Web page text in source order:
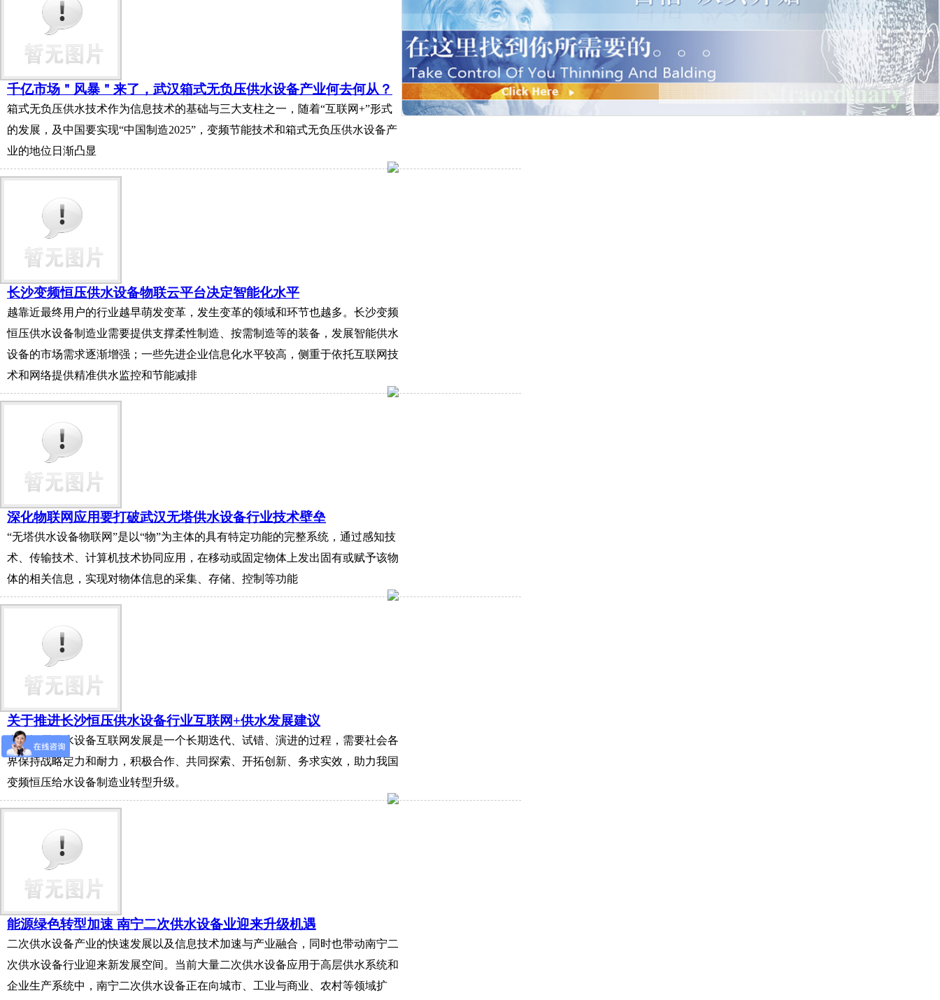
千亿市场＂风暴＂来了，武汉箱式无负压供水设备产业何去何从？
箱式无负压供水技术作为信息技术的基础与三大支柱之一，随着“互联网+”形式
的发展，及中国要实现“中国制造2025”，变频节能技术和箱式无负压供水设备产
业的地位日渐凸显
长沙变频恒压供水设备物联云平台决定智能化水平
越靠近最终用户的行业越早萌发变革，发生变革的领域和环节也越多。长沙变频
恒压供水设备制造业需要提供支撑柔性制造、按需制造等的装备，发展智能供水
设备的市场需求逐渐增强；一些先进企业信息化水平较高，侧重于依托互联网技
术和网络提供精准供水监控和节能减排
深化物联网应用要打破武汉无塔供水设备行业技术壁垒
“无塔供水设备物联网”是以“物”为主体的具有特定功能的完整系统，通过感知技
术、传输技术、计算机技术协同应用，在移动或固定物体上发出固有或赋予该物
体的相关信息，实现对物体信息的采集、存储、控制等功能
关于推进长沙恒压供水设备行业互联网+供水发展建议
变频恒压供水设备互联网发展是一个长期迭代、试错、演进的过程，需要社会各
界保持战略定力和耐力，积极合作、共同探索、开拓创新、务求实效，助力我国
变频恒压给水设备制造业转型升级。
能源绿色转型加速 南宁二次供水设备业迎来升级机遇
二次供水设备产业的快速发展以及信息技术加速与产业融合，同时也带动南宁二
次供水设备行业迎来新发展空间。当前大量二次供水设备应用于高层供水系统和
企业生产系统中，南宁二次供水设备正在向城市、工业与商业、农村等领域扩